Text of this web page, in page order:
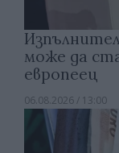
може да
европеец
06.08.2026 / 13:00